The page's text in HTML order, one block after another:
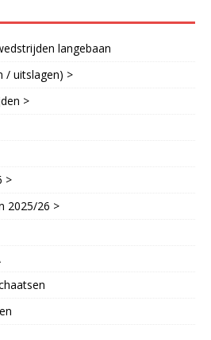
langebaan
/ uitslagen) >
>
>
2025/26 >